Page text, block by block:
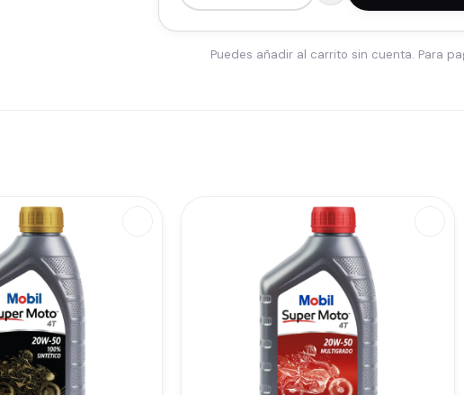
Puedes añadir al carrito sin cuenta. Para